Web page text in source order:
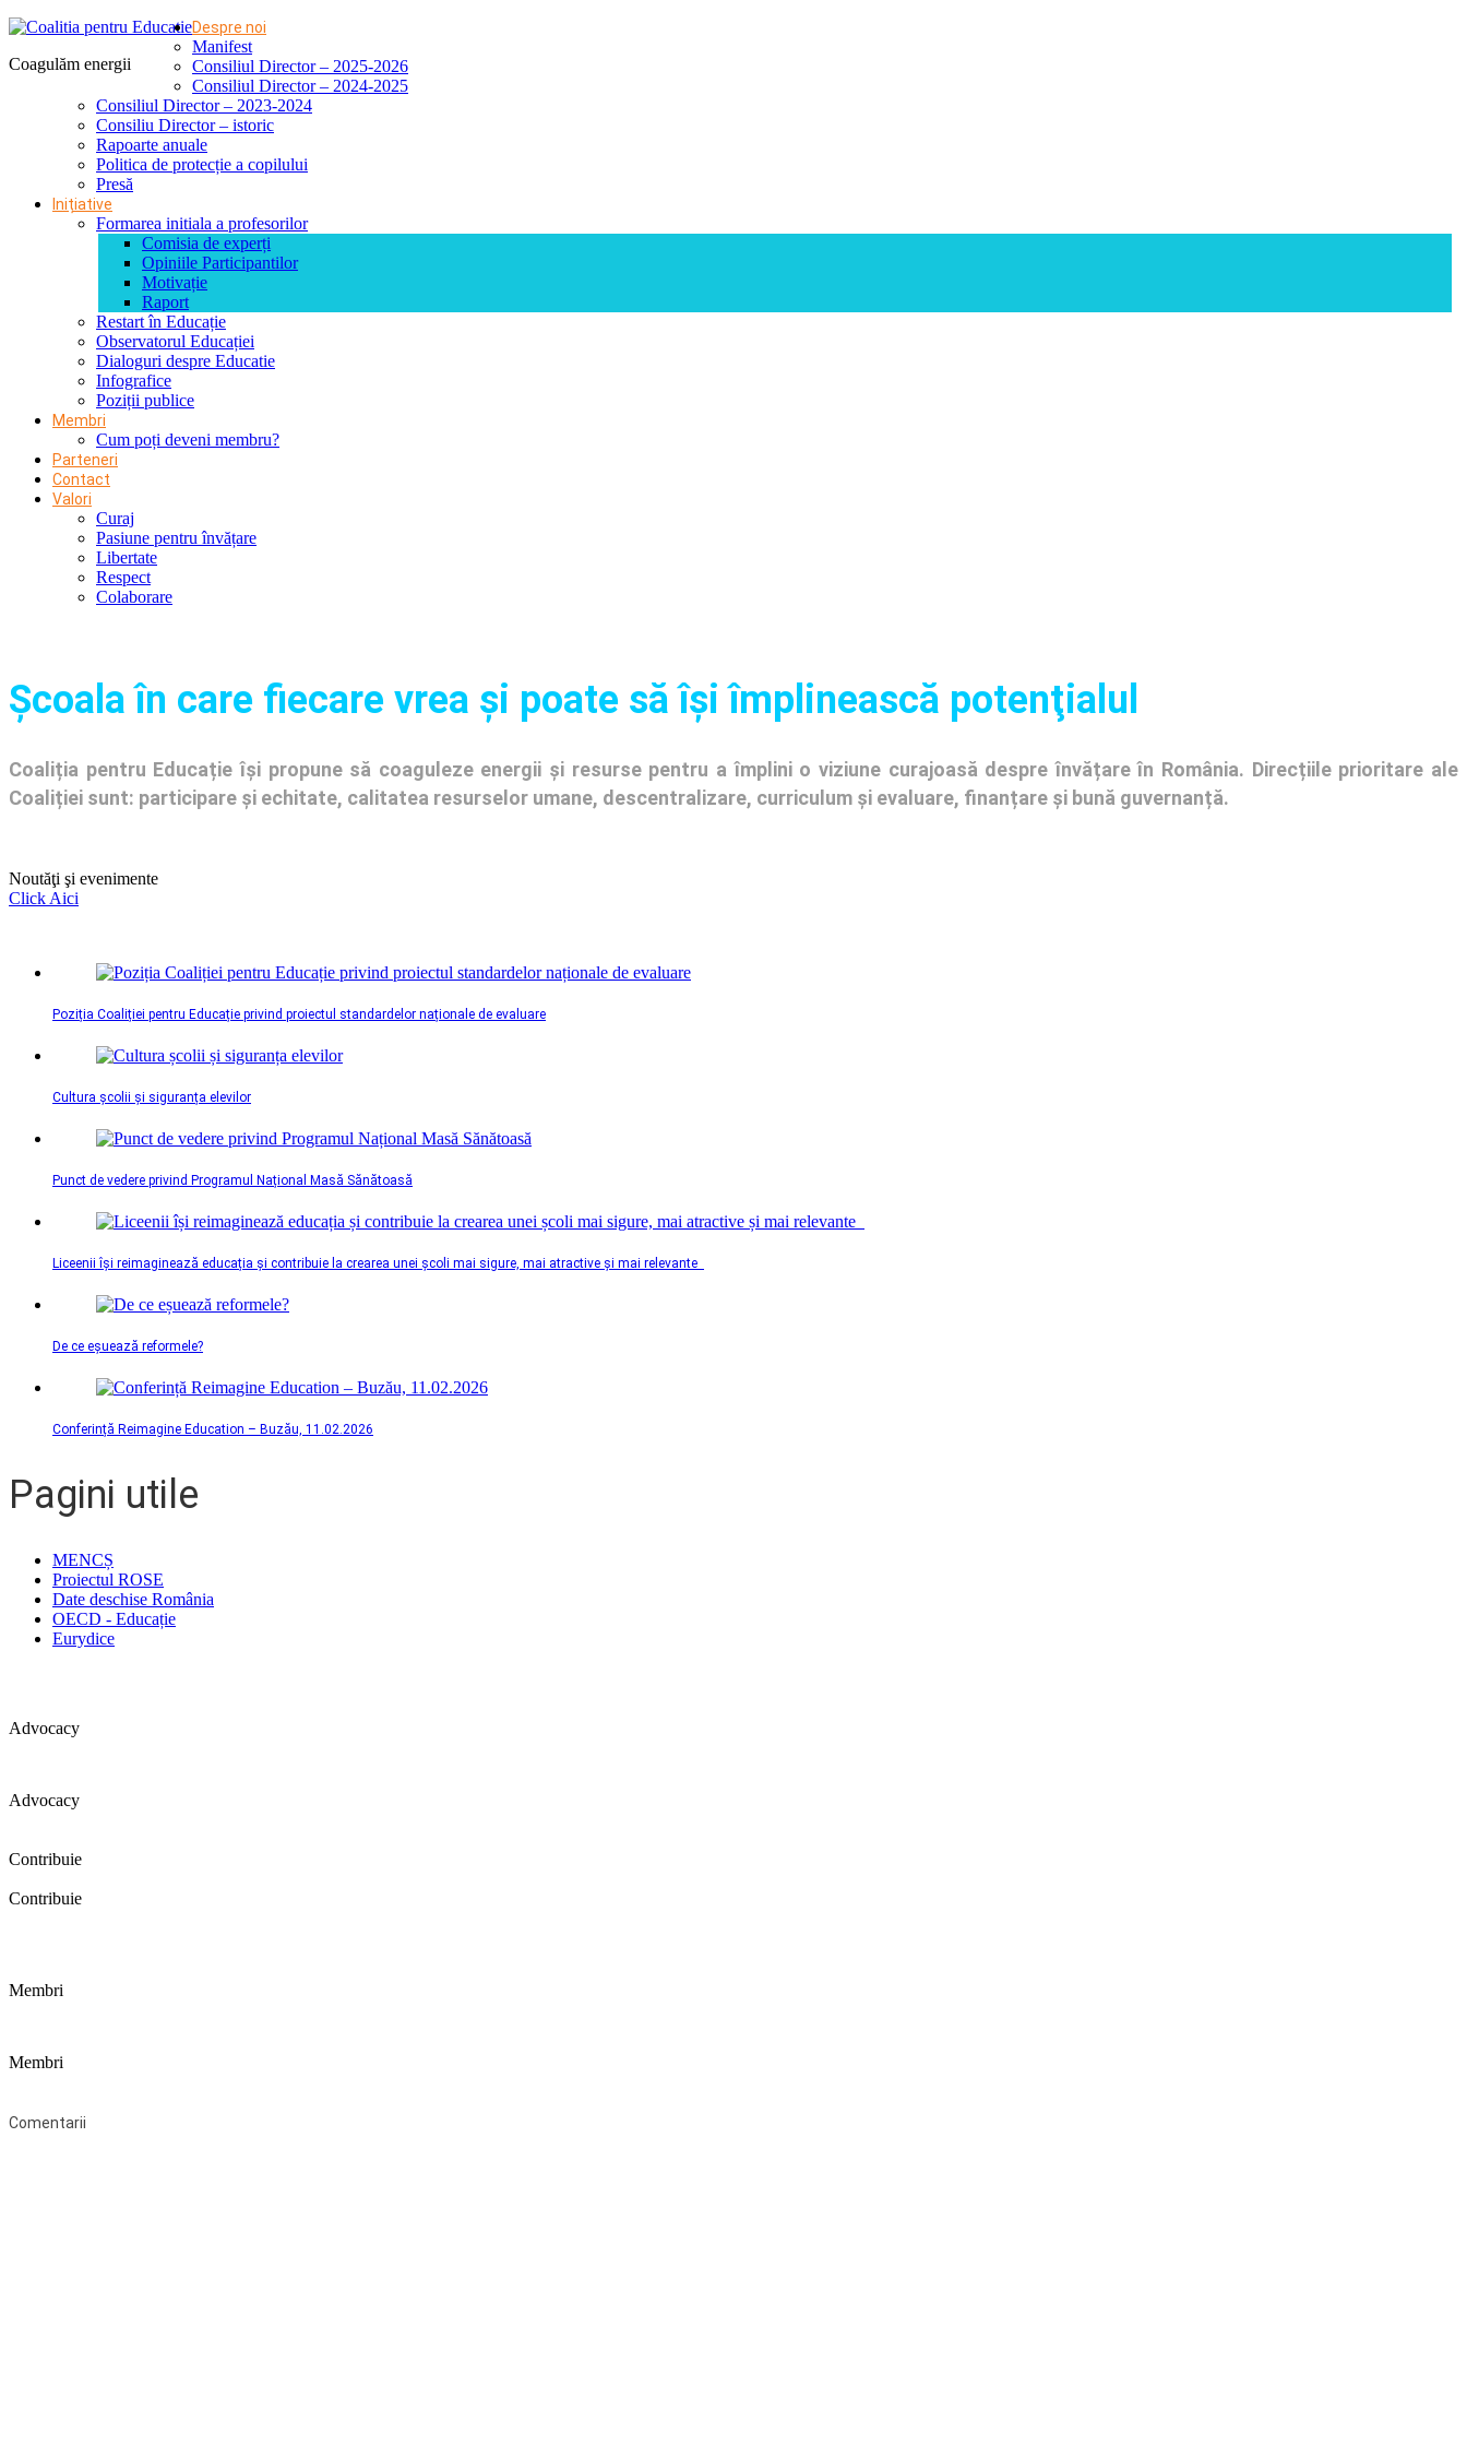
Coagulăm energii
Despre noi
Manifest
Consiliul Director – 2025-2026
Consiliul Director – 2024-2025
Consiliul Director – 2023-2024
Consiliu Director – istoric
Rapoarte anuale
Politica de protecție a copilului
Presă
Inițiative
Formarea initiala a profesorilor
Comisia de experți
Opiniile Participantilor
Motivație
Raport
Restart în Educație
Observatorul Educației
Dialoguri despre Educatie
Infografice
Poziții publice
Membri
Cum poți deveni membru?
Parteneri
Contact
Valori
Curaj
Pasiune pentru învățare
Libertate
Respect
Colaborare
Şcoala în care fiecare vrea și poate să își împlinească potenţialul
Coaliția pentru Educație își propune să coaguleze energii și resurse pentru a împlini o viziune curajoasă despre învățare în România. Direcțiile prioritare ale
Coaliției sunt: participare și echitate, calitatea resurselor umane, descentralizare, curriculum și evaluare, finanțare și bună guvernanță.
Noutăţi şi evenimente
Click Aici
Poziția Coaliției pentru Educație privind proiectul standardelor naționale de evaluare
Cultura școlii și siguranța elevilor
Punct de vedere privind Programul Național Masă Sănătoasă
Liceenii își reimaginează educația și contribuie la crearea unei școli mai sigure, mai atractive și mai relevante
De ce eșuează reformele?
Conferință Reimagine Education – Buzău, 11.02.2026
Pagini utile
MENCȘ
Proiectul ROSE
Date deschise România
OECD - Educație
Eurydice
Advocacy
Advocacy
Contribuie
Contribuie
Membri
Membri
Comentarii